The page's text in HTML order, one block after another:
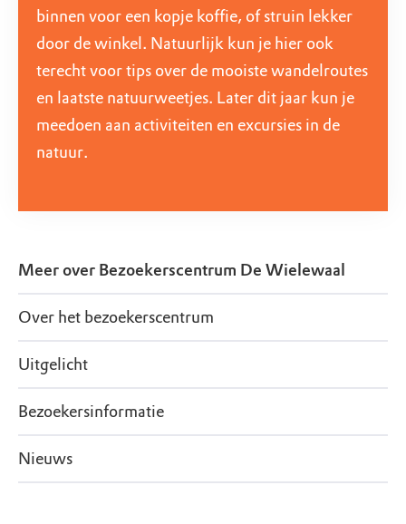
binnen voor een kopje koffie, of struin lekker
door de winkel. Natuurlijk kun je hier ook
terecht voor tips over de mooiste wandelroutes
en laatste natuurweetjes. Later dit jaar kun je
meedoen aan activiteiten en excursies in de
natuur.
Meer over Bezoekerscentrum De Wielewaal
Over het bezoekerscentrum
Uitgelicht
Bezoekersinformatie
Nieuws